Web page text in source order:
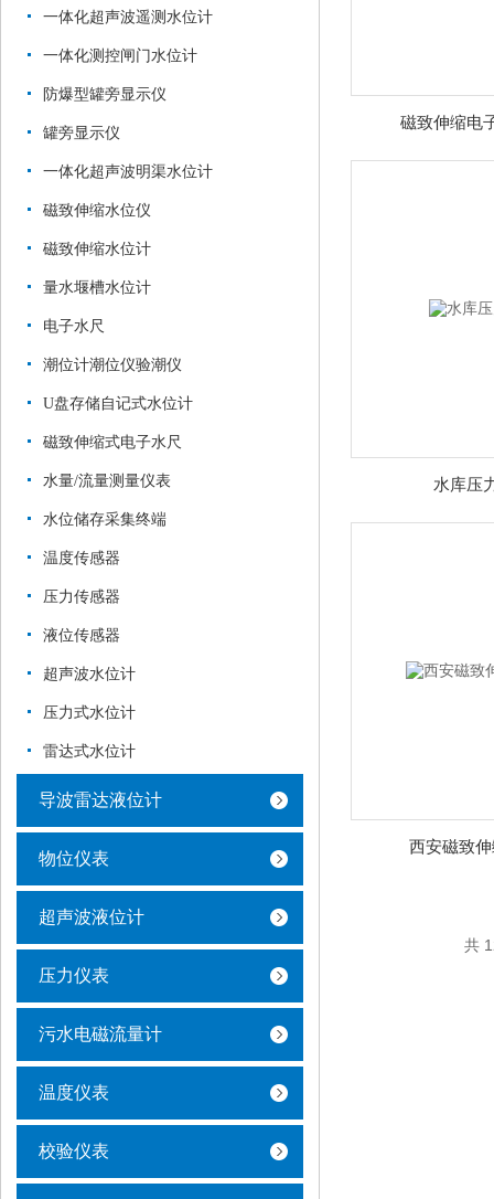
一体化超声波遥测水位计
一体化测控闸门水位计
防爆型罐旁显示仪
罐旁显示仪
一体化超声波明渠水位计
磁致伸缩水位仪
磁致伸缩水位计
量水堰槽水位计
电子水尺
潮位计潮位仪验潮仪
U盘存储自记式水位计
磁致伸缩式电子水尺
水量/流量测量仪表
水位储存采集终端
温度传感器
压力传感器
液位传感器
超声波水位计
压力式水位计
雷达式水位计
导波雷达液位计
物位仪表
超声波液位计
压力仪表
污水电磁流量计
温度仪表
校验仪表
磁致伸缩电
水库压
西安磁致
共